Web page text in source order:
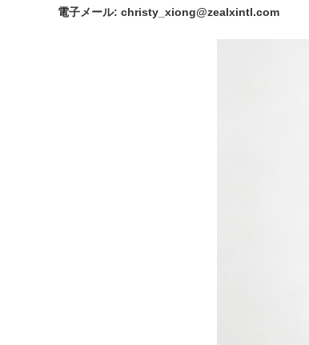
電子メール: christy_xiong@zealxintl.com